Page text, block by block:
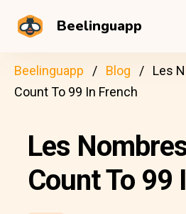
Beelinguapp
Beelinguapp Blog
Les
Count To 99 In French
Les
Count To 99